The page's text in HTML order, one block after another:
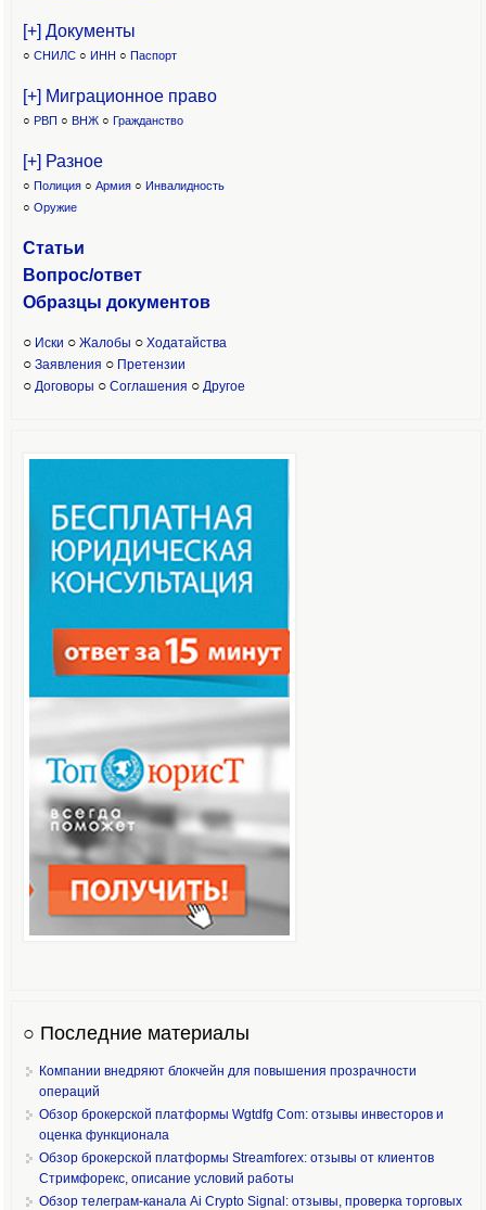
[+] Документы
○ СНИЛС ○ ИНН ○ Паспорт
[+] Миграционное право
○ РВП ○ ВНЖ ○ Гражданство
[+] Разное
○ Полиция ○ Армия ○ Инвалидность
○ Оружие
Статьи
Вопрос/ответ
Образцы документов
○ Иски ○ Жалобы ○ Ходатайства
○ Заявления ○ Претензии
○ Договоры ○ Соглашения ○ Другое
○ Последние материалы
Компании внедряют блокчейн для повышения прозрачности
операций
Обзор брокерской платформы Wgtdfg Com: отзывы инвесторов и
оценка функционала
Обзор брокерской платформы Streamforex: отзывы от клиентов
Стримфорекс, описание условий работы
Обзор телеграм-канала Ai Crypto Signal: отзывы, проверка торговых